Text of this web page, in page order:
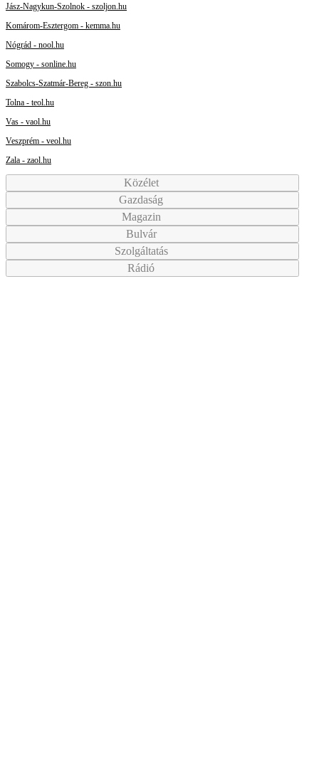
Jász-Nagykun-Szolnok - szoljon.hu
Komárom-Esztergom - kemma.hu
Nógrád - nool.hu
Somogy - sonline.hu
Szabolcs-Szatmár-Bereg - szon.hu
Tolna - teol.hu
Vas - vaol.hu
Veszprém - veol.hu
Zala - zaol.hu
Közélet
Gazdaság
Magazin
Bulvár
Szolgáltatás
Rádió